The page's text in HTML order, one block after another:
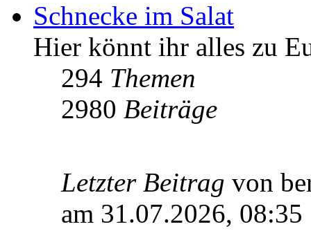
Schnecke im Salat
Hier könnt ihr alles zu
294 Themen
2980 Beiträge
Letzter Beitrag von
am 31.07.2026, 08:35